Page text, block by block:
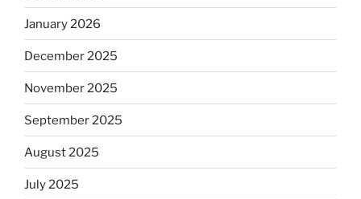
January 2026
December 2025
November 2025
September 2025
August 2025
July 2025